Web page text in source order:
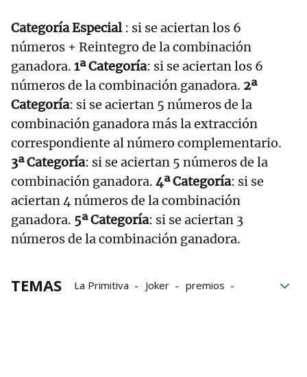
Categoría Especial : si se aciertan los 6
números + Reintegro de la combinación
ganadora. 1ª Categoría: si se aciertan los 6
números de la combinación ganadora. 2ª
Categoría: si se aciertan 5 números de la
combinación ganadora más la extracción
correspondiente al número complementario.
3ª Categoría: si se aciertan 5 números de la
combinación ganadora. 4ª Categoría: si se
aciertan 4 números de la combinación
ganadora. 5ª Categoría: si se aciertan 3
números de la combinación ganadora.
TEMAS La Primitiva Joker
premios